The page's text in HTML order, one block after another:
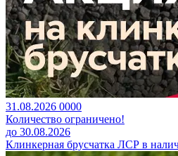
31.08.2026 0000
Количество ограничено!
до 30.08.2026
Клинкерная брусчатка ЛСР в